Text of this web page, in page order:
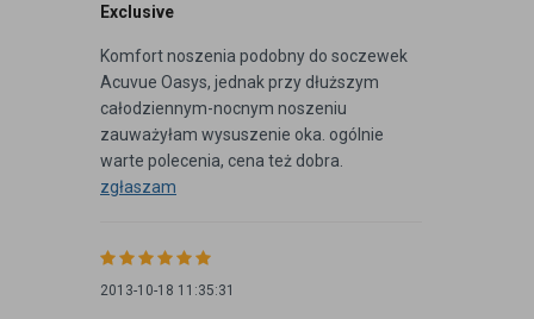
Exclusive
Komfort noszenia podobny do soczewek
Acuvue Oasys, jednak przy dłuższym
całodziennym-nocnym noszeniu
zauważyłam wysuszenie oka. ogólnie
warte polecenia, cena też dobra.
zgłaszam
2013-10-18 11:35:31